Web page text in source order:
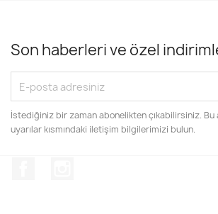
Son haberleri ve özel
İstediğiniz bir zaman abonelikten çıkabilirsiniz.
uyarılar kısmındaki iletişim bilgilerimizi bulun.